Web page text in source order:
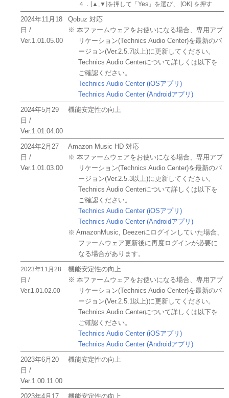
４．[▲,▼]を押して「Yes」を選び、 [OK] を押す
2024年11月18
日 /
Ver.1.01.05.00
Qobuz 対応
※ 本ファームウェアをお使いになる場合、専用アプ
リケーション(Technics Audio Center)を最新のバ
ージョン(Ver.2.5.7以上)に更新してください。
Technics Audio Centerについて詳しくは以下を
ご確認ください。
Technics Audio Center (iOSアプリ)
Technics Audio Center (Androidアプリ)
2024年5月29
日 /
Ver.1.01.04.00
機能安定性の向上
2024年2月27
日 /
Ver.1.01.03.00
Amazon Music HD 対応
※ 本ファームウェアをお使いになる場合、専用アプ
リケーション(Technics Audio Center)を最新のバ
ージョン(Ver.2.5.3以上)に更新してください。
Technics Audio Centerについて詳しくは以下を
ご確認ください。
Technics Audio Center (iOSアプリ)
Technics Audio Center (Androidアプリ)
※ AmazonMusic, Deezerにログインしていた場合、
ファームウェア更新後に再度ログインが必要に
なる場合があります。
2023年11月28
日 /
Ver.1.01.02.00
機能安定性の向上
※ 本ファームウェアをお使いになる場合、専用アプ
リケーション(Technics Audio Center)を最新のバ
ージョン(Ver.2.5.1以上)に更新してください。
Technics Audio Centerについて詳しくは以下を
ご確認ください。
Technics Audio Center (iOSアプリ)
Technics Audio Center (Androidアプリ)
2023年6月20
日 /
Ver.1.00.11.00
機能安定性の向上
2023年4月17 機能安定性の向上